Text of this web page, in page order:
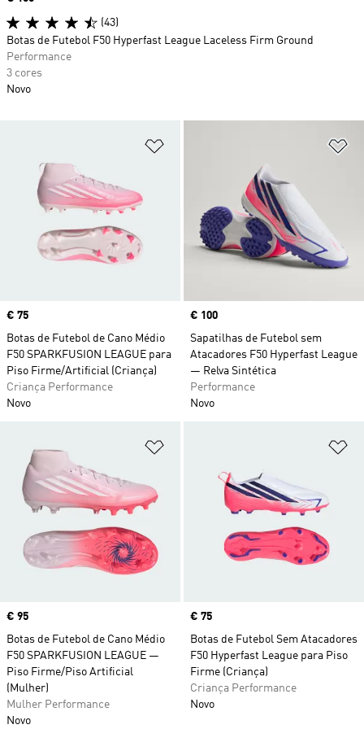
Adicionar à Lista de Desejos
Price
€ 75
Botas de Futebol de Cano Médio
F50 SPARKFUSION LEAGUE para
Piso Firme/Artificial (Criança)
Criança Performance
Novo
Price
€ 100
Sapatilhas de Futebol sem
Atacadores F50 Hyperfast League
— Relva Sintética
Performance
Novo
Price
€ 95
Botas de Futebol de Cano Médio
F50 SPARKFUSION LEAGUE —
Piso Firme/Piso Artificial
(Mulher)
Mulher Performance
Novo
Price
€ 75
Botas de Futebol Sem Atacadores
F50 Hyperfast League para Piso
Firme (Criança)
Criança Performance
Novo
(43)
Botas de Futebol F50 Hyperfast League Laceless Firm Ground
Performance
3 cores
Novo